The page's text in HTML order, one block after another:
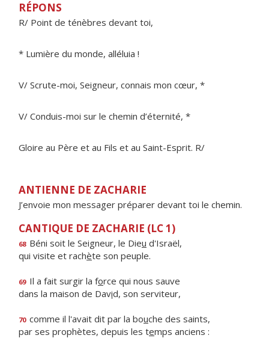
RÉPONS
R/ Point de ténèbres devant toi,
* Lumière du monde, alléluia !
V/ Scrute-moi, Seigneur, connais mon cœur, *
V/ Conduis-moi sur le chemin d’éternité, *
Gloire au Père et au Fils et au Saint-Esprit. R/
ANTIENNE DE ZACHARIE
J’envoie mon messager préparer devant toi le chemin.
CANTIQUE DE ZACHARIE (LC 1)
68 Béni soit le Seigneur, le Dieu d'Israël,
qui visite et rachète son peuple.
69 Il a fait surgir la force qui nous sauve
dans la maison de David, son serviteur,
70 comme il l'avait dit par la bouche des saints,
par ses prophètes, depuis les temps anciens :